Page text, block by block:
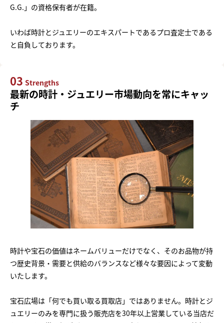
G.G.」の資格保有者が在籍。
いわば時計とジュエリーのエキスパートであるプロ査定士である
と自負しております。
03 Strengths
最新の時計・ジュエリー市場動向を常にキャッ
チ
時計や宝石の価値はネームバリューだけでなく、そのお品物が持
つ歴史背景・需要と供給のバランスなど様々な要因によって変動
いたします。
宝石広場は「何でも買い取る買取店」ではありません。時計とジ
ュエリーのみを専門に扱う販売店を30年以上営業している当店だ